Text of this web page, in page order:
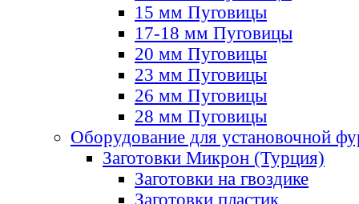
15 мм Пуговицы
17-18 мм Пуговицы
20 мм Пуговицы
23 мм Пуговицы
26 мм Пуговицы
28 мм Пуговицы
Оборудование для установочной
Заготовки Микрон (Турция)
Заготовки на гвоздике
Заготовки пластик